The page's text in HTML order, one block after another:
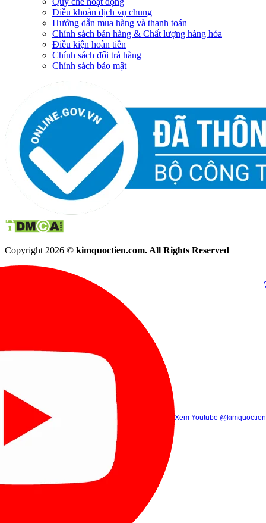
Điều khoản dịch vụ chung
Hướng dẫn mua hàng và thanh toán
Chính sách bán hàng & Chất lượng hàng hóa
Điều kiện hoàn tiền
Chính sách đổi trả hàng
Chính sách bảo mật
Copyright 2026 © kimquoctien.com. All Rights Reserved
Xem Tik Tok
(8h00 - 21h30)
(8h00 -
Gọi điện (8h00 - 21h30)
Xem Youtube @kimquoctien